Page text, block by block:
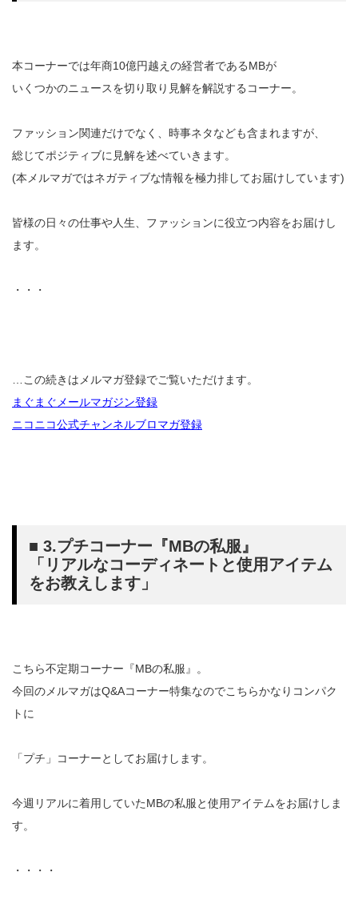
本コーナーでは年商10億円越えの経営者であるMBが
いくつかのニュースを切り取り見解を解説するコーナー。
ファッション関連だけでなく、時事ネタなども含まれますが、
総じてポジティブに見解を述べていきます。
(本メルマガではネガティブな情報を極力排してお届けしています)
皆様の日々の仕事や人生、ファッションに役立つ内容をお届けし
ます。
・・・
…この続きはメルマガ登録でご覧いただけます。
まぐまぐメールマガジン登録
ニコニコ公式チャンネルブロマガ登録
■ 3.プチコーナー『MBの私服』
「リアルなコーディネートと使用アイテム
をお教えします」
こちら不定期コーナー『MBの私服』。
今回のメルマガはQ&Aコーナー特集なのでこちらかなりコンパク
トに
「プチ」コーナーとしてお届けします。
今週リアルに着用していたMBの私服と使用アイテムをお届けしま
す。
・・・・